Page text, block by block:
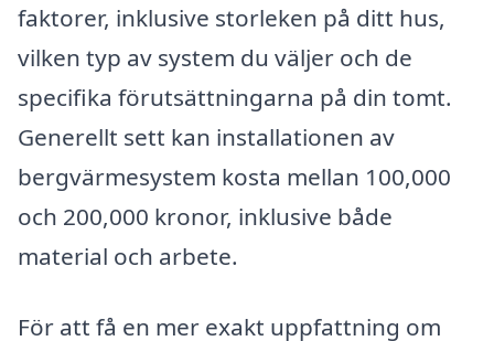
faktorer, inklusive storleken på ditt hus,
vilken typ av system du väljer och de
specifika förutsättningarna på din tomt.
Generellt sett kan installationen av
bergvärmesystem kosta mellan 100,000
och 200,000 kronor, inklusive både
material och arbete.
För att få en mer exakt uppfattning om